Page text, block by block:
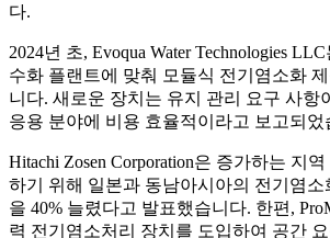
다.
2024년 초, Evoqua Water Technologies
수화 플랜트에 맞춰 모듈식 전기염소화
니다. 새로운 장치는 유지 관리 요구 사항
응용 분야에 비용 효율적이라고 보고되었
Hitachi Zosen Corporation은 증가하는 지
하기 위해 일본과 동남아시아의 전기염소
을 40% 늘렸다고 발표했습니다. 한편,
력 전기염소처리 장치를 도입하여 공간